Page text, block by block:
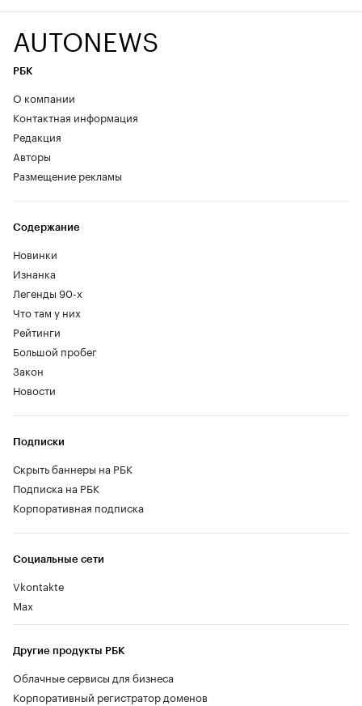
AUTONEWS
РБК
О компании
Контактная информация
Редакция
Авторы
Размещение рекламы
Содержание
Новинки
Изнанка
Легенды 90-х
Что там у них
Рейтинги
Большой пробег
Закон
Новости
Социальные сети
Vkontakte
Max
Другие продукты РБК
Облачные сервисы для бизнеса
Корпоративный регистратор доменов
Подписки
Скрыть баннеры на РБК
Подписка на РБК
Корпоративная подписка